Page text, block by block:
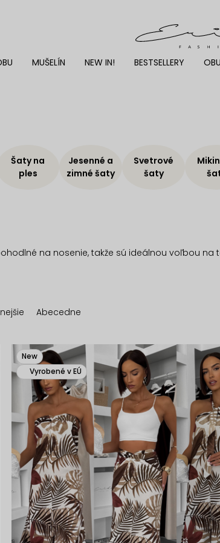
MUŠELÍN NEW IN! BESTSELLERY
na nosenie, takže sú ideálnou voľbou
Šaty na
ples
Jesenné a
zimné šaty
Svetrové
šaty
Abecedne
New
Vyrobené v EÚ